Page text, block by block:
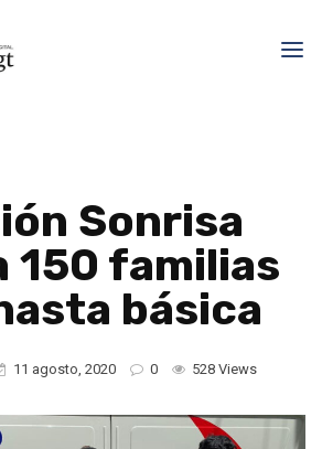
Sonrisa
150 familias
básica
11 agosto, 2020 0 528 Views